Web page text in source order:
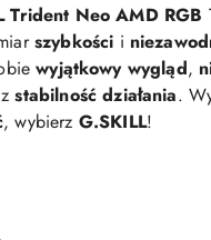
Trident Neo AMD RGB
szybkości i
wyjątkowy wygląd,
stabilność działania.
, wybierz G.SKILL!